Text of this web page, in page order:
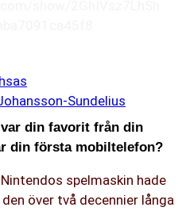
Sundelius
din favorit från din
din första mobiltelefon?
spelmaskin hade
över två decennier långa